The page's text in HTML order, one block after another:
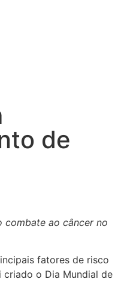
de
combate ao câncer no
fatores de risco
o Dia Mundial de